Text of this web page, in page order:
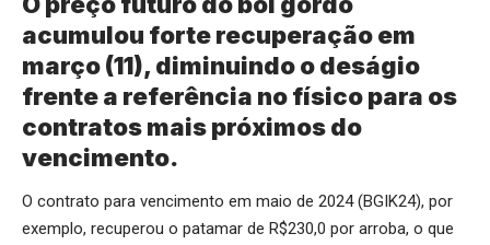
acumulou forte recuperação em
março (11), diminuindo o deságio
frente a referência no físico para os
contratos mais próximos do
vencimento.
O contrato para vencimento em maio de 2024 (BGIK24), por
exemplo, recuperou o patamar de R$230,0 por arroba, o que